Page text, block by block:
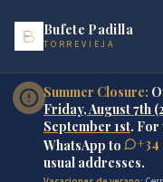
Bufete Padilla
TORREVIEJA
Summer Closure:
Friday, August 7th
September 1st. For
WhatsApp to
+34
usual addresses.